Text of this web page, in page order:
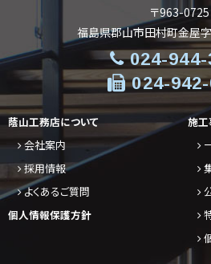
〒963-0725
福島県郡山市田村町金屋
024-
024-
蔭山工務店について
会社案内
採用情報
よくあるご質問
個人情報保護方針
施工